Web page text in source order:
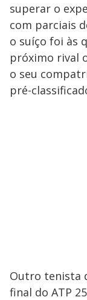
superar o
com parciais
o suíço foi às
próximo rival
o seu
pré-
Outro tenista
final do ATP